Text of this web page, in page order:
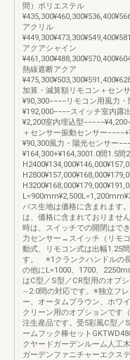
間）ポリエステル
アクリル
アクアシャイン
熱線遮断アクア
加算・減算額リモコン＋セン
¥90,300−−−−リモコン用風力
¥192,000−−−−スイッチ室内露
¥2,200室内埋込型
＋センサー振動センサー
¥90,300風力・陽光センサー
¥164,300+¥164,3001.0間1.5間
バス生地は価格に含まれます
は、価格に含まれておりませ
時は、スイッチでの開閉はで
力センサー→スイッチ（リモ
動式、リモコン式は出幅1.25
す。 ※1クランクハンドルの
の他にL=1000、1700、
はC型／S型／CR型用のオプ
∼2.0間の対応です。※独立フ
ー、オータムブラウン、ホワ
クリーン用のオプションです
注生産品です。受5彩風C型／
ームフック棒セット
クヤードガーデンルーム人工
ガーデンファニチャーエクス